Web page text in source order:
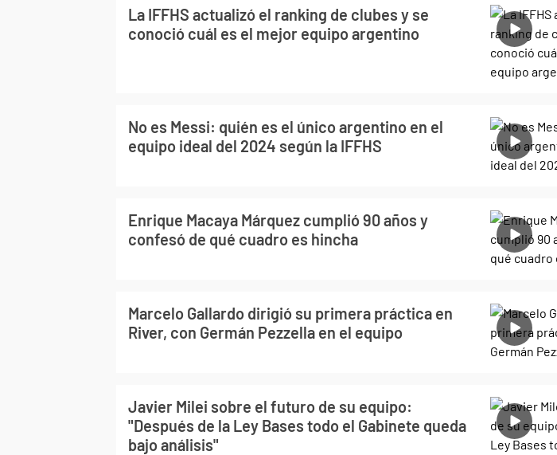
La IFFHS actualizó el ranking de clubes y se
conoció cuál es el mejor equipo argentino
No es Messi: quién es el único argentino en el
equipo ideal del 2024 según la IFFHS
Enrique Macaya Márquez cumplió 90 años y
confesó de qué cuadro es hincha
Marcelo Gallardo dirigió su primera práctica en
River, con Germán Pezzella en el equipo
Javier Milei sobre el futuro de su equipo:
"Después de la Ley Bases todo el Gabinete queda
bajo análisis"